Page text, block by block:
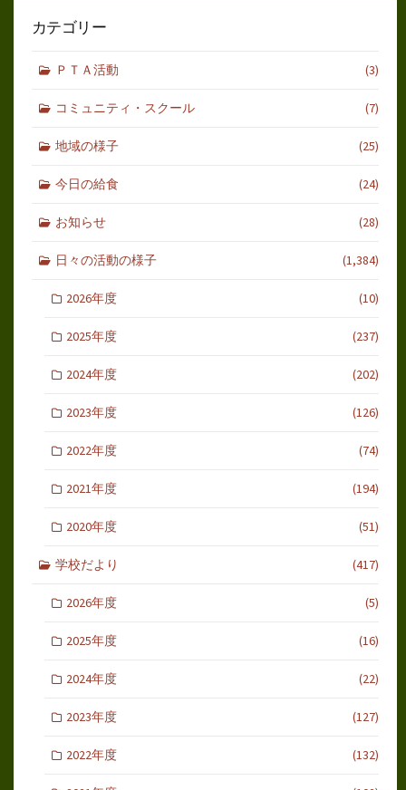
カテゴリー
ＰＴＡ活動 (3)
コミュニティ・スクール (7)
地域の様子 (25)
今日の給食 (24)
お知らせ (28)
日々の活動の様子 (1,384)
2026年度 (10)
2025年度 (237)
2024年度 (202)
2023年度 (126)
2022年度 (74)
2021年度 (194)
2020年度 (51)
学校だより (417)
2026年度 (5)
2025年度 (16)
2024年度 (22)
2023年度 (127)
2022年度 (132)